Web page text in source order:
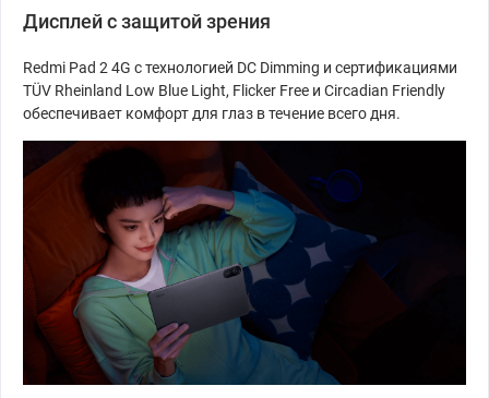
Дисплей с защитой зрения
Redmi Pad 2 4G с технологией DC Dimming и сертификациями
TÜV Rheinland Low Blue Light, Flicker Free и Circadian Friendly
обеспечивает комфорт для глаз в течение всего дня.